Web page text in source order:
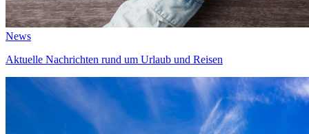
News
Aktuelle Nachrichten rund um Urlaub und Reisen